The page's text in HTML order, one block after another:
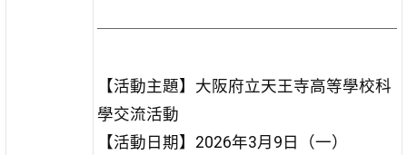
【活動主題】大阪府立天王寺高等學校科
學交流活動
【活動日期】2026年3月9日（一）